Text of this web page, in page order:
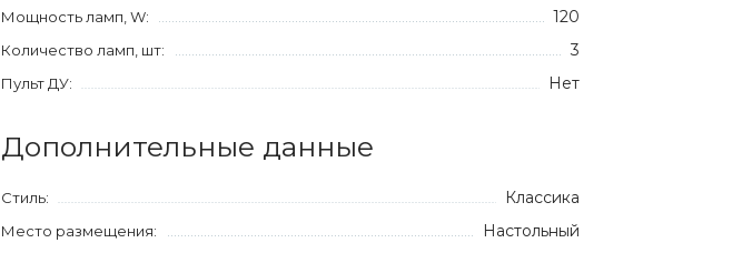
Мощность ламп, W: 120
Количество ламп, шт: 3
Пульт ДУ: Нет
Дополнительные данные
Стиль: Классика
Место размещения: Настольный